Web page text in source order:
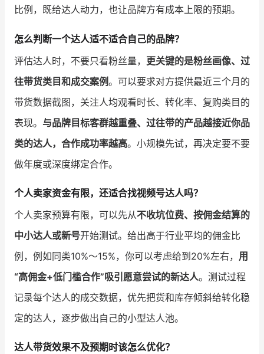
比例，既给达人动力，也让品牌方有成本上限的预期。
怎么判断一个达人适不适合自己的品牌？
评估达人时，不要只看粉丝量， 更关键的是粉丝画像、过
往带货类目和成交案例。可以要求对方提供最近三个月的
带货数据截图，关注人均观看时长、转化率、复购类目的
表现。 与品牌目标客群越重叠、过往带的产品越接近你品
类的达人，合作成功率越高。小规模先试，再决定要不要
做年度或深度绑定合作。
个人卖家资金有限，还适合找视频号达人吗？
个人卖家预算有限，可以先从不收坑位费、按佣金结算的
中小达人或新号开始测试。给出高于行业平均的佣金比
例，例如同类10%～15%，你可以考虑给到20%左右， 用
“高佣金+低门槛合作”吸引愿意尝试的新达人。测试过程
记录每个达人的成交数据，优先把货和库存倾斜给转化稳
定的达人，逐步做出自己的小型达人池。
达人带货效果不及预期时该怎么优化？